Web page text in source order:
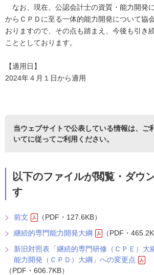
なお、現在、公認会計士の資質・能力開発
からＣＰＤに至る一体的能力開発について協
おりますので、その点も踏まえ、今後も引き
こととしております。
【適用日】
2024年４月１日から適用
当ウェブサイトで公表している情報は、 ご
いてに従ってご利用ください。
以下のファイルが閲覧・ダウ
す
前文
（PDF・127.6KB）
継続的専門能力開発大綱
（PDF・
新旧対照表「継続的専門研修（ＣＰＥ）大
能力開発（ＣＰＤ）大綱」への変更点
（PDF・606.7KB）